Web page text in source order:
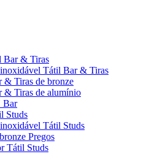
Bar & Tiras
Tátil Bar & Tiras
Tiras de bronze
& Tiras de alumínio
Bar
Studs
Tátil Studs
Pregos
Tátil Studs